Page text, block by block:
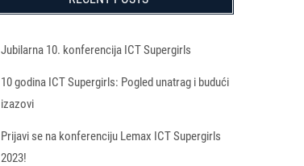
Jubilarna 10. konferencija ICT Supergirls
10 godina ICT Supergirls: Pogled unatrag i budući
izazovi
Prijavi se na konferenciju Lemax ICT Supergirls
2023!